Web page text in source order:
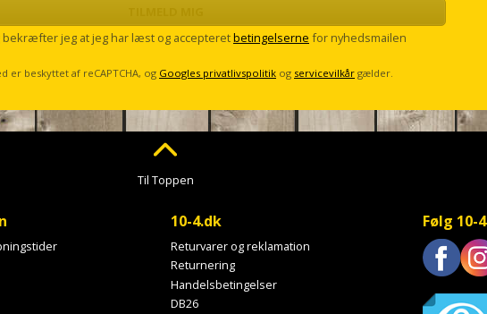
bekræfter jeg at jeg har læst og accepteretbetingelserne for nyhedsmailen
er beskyttet af reCAPTCHA, og Googles privatlivspolitik og servicevilkår gælder.
Til Toppen
10-4.dk
Returvarer og reklamation
Returnering
Handelsbetingelser
DB26
Følg 10-4